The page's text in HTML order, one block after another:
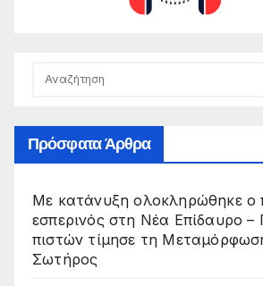
Πρόσφατα Άρθρα
Με κατάνυξη ολοκληρώθηκε ο
εσπερινός στη Νέα Επίδαυρο
πιστών τίμησε τη
Σωτήρος